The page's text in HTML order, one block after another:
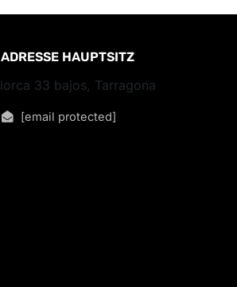
ADRESSE HAUPTSITZ
33 bajos, Tarragona
[email protected]